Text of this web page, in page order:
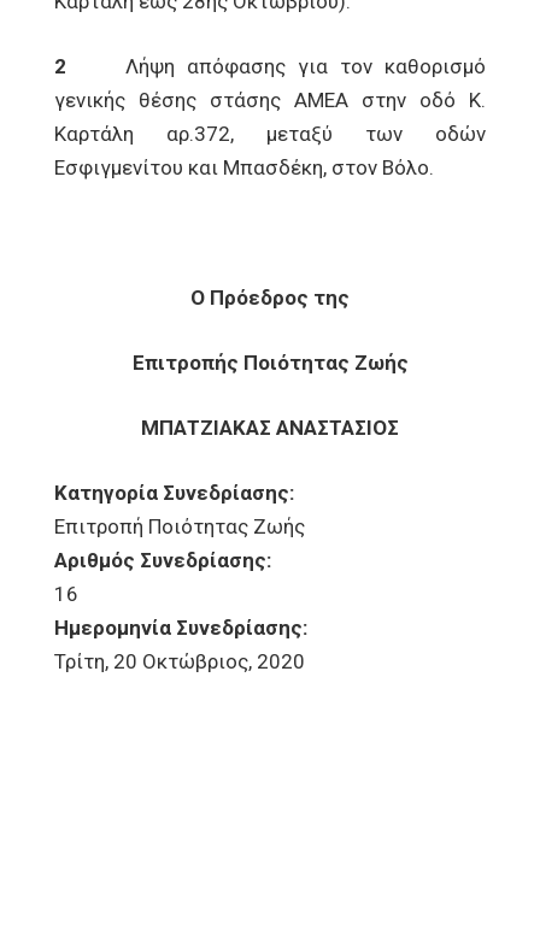
2 Λήψη απόφασης για τον καθορισμό
γενικής θέσης στάσης ΑΜΕΑ στην οδό Κ.
Καρτάλη αρ.372, μεταξύ των οδών
Εσφιγμενίτου και Μπασδέκη, στον Βόλο.
Ο Πρόεδρος της
Επιτροπής Ποιότητας Ζωής
ΜΠΑΤΖΙΑΚΑΣ ΑΝΑΣΤΑΣΙΟΣ
Κατηγορία Συνεδρίασης:
Επιτροπή Ποιότητας Ζωής
Αριθμός Συνεδρίασης:
16
Ημερομηνία Συνεδρίασης:
Τρίτη, 20 Οκτώβριος, 2020